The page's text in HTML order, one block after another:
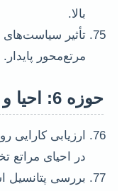
بالا.
تأثیر سیاست‌های
مرتع‌محور پایدار.
حوزه 6: احیا و اصلاح مراتع
ارزیابی کارایی
در احیای مراتع
بررسی پتانسیل